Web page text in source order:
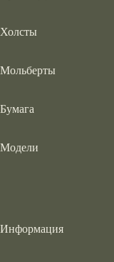
Холсты
Мольберты
Бумага
Модели
Информация